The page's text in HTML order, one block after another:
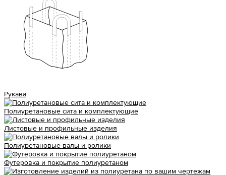
Рукава
Полиуретановые сита и комплектующие
Листовые и профильные изделия
Полиуретановые валы и ролики
Футеровка и покрытие полиуретаном